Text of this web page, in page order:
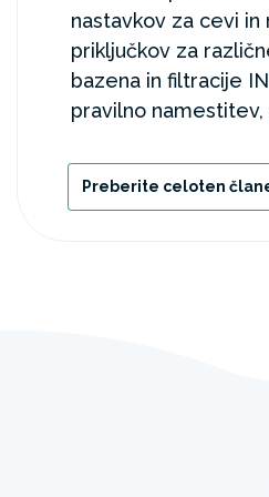
nastavkov za cevi in
priključkov za
bazena in filtracije
pravilno namestitev,
nastavkov A in B.
Preberite celoten